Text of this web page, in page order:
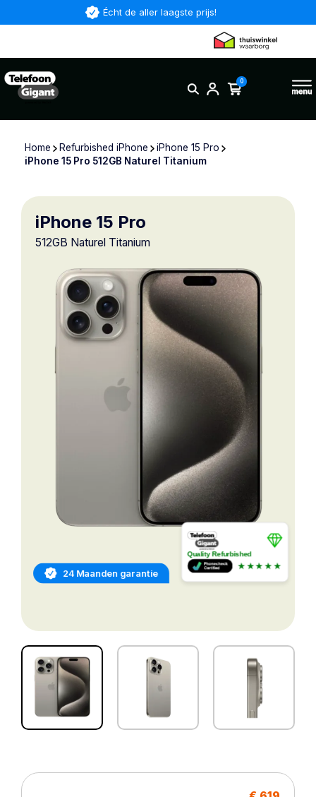
Écht de aller laagste prijs!
0
Home Refurbished iPhone
iPhone 15 Pro
iPhone 15 Pro 512GB Naturel Titanium
24 Maanden garantie
iPhone 15 Pro
512GB Naturel Titanium
Quality Refurbished
★★★★★